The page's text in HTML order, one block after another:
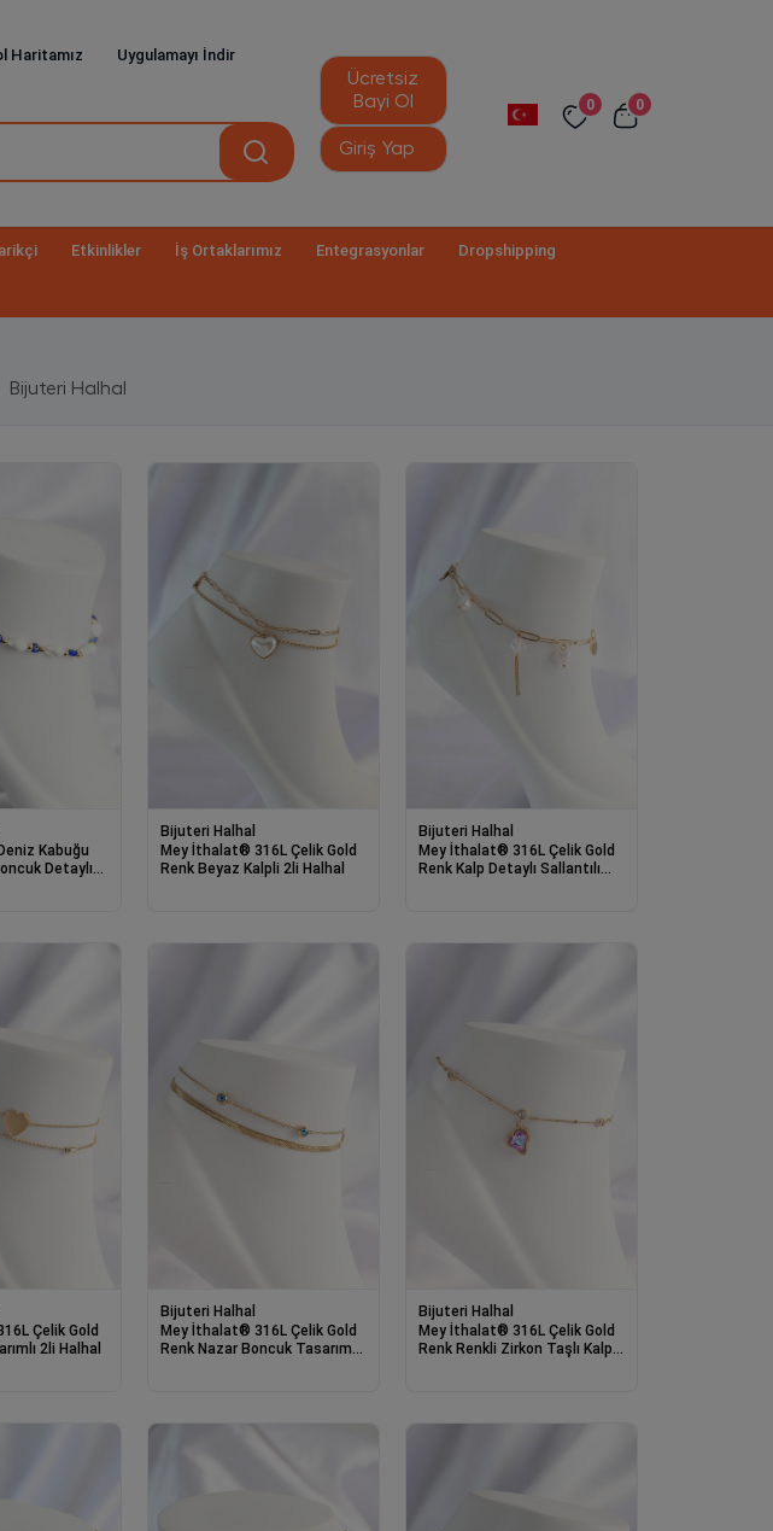
Haritamız Uygulamayı İndir
Ücretsiz
Bayi Ol
Giriş Yap
0 0
Etkinlikler İş Ortaklarımız Entegrasyonlar Dropshipping
Bijuteri Halhal
Kabuğu
Detaylı
Bijuteri Halhal
Mey İthalat® 316L Çelik Gold
Renk Beyaz Kalpli 2li Halhal
Bijuteri Halhal
Mey İthalat® 316L Çelik Gold
Renk Kalp Detaylı Sallantılı
Çelik Gold
2li Halhal
Bijuteri Halhal
Mey İthalat® 316L Çelik Gold
Renk Nazar Boncuk Tasarımlı
Bijuteri Halhal
Mey İthalat® 316L Çelik Gold
Renk Renkli Zirkon Taşlı Kalp